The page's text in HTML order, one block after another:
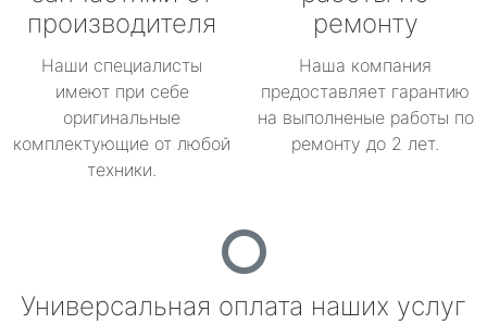
производителя
Наши специалисты
имеют при себе
оригинальные
комплектующие от любой
техники.
ремонту
Наша компания
предоставляет гарантию
на выполненые работы по
ремонту до 2 лет.
Универсальная оплата наших услуг